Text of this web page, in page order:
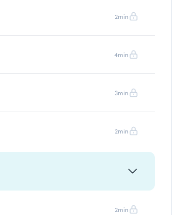
2min
4min
3min
2min
2min